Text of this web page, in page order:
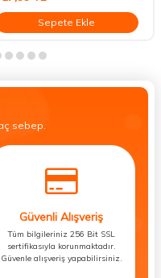
Sepete Ekle
sebep.
Güvenli Alışveriş
Tüm bilgileriniz 256 Bit SSL
sertifikasıyla korunmaktadır.
Güvenle alışveriş yapabilirsiniz.